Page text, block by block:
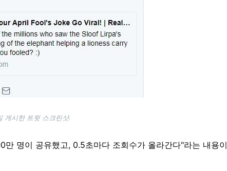
게시한 트윗 스크린샷.
명이 공유했고, 0.5초마다 조회수가 올라간다"라는 내용이